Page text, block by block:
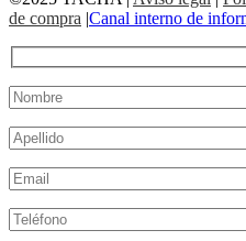
de compra |Canal interno de